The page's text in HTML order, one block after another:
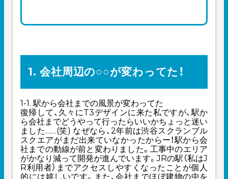
1. 会社周辺の○○が変わってた！
1-1. 駅から会社までの風景が変わってた
復帰して、久々にT3デザインに来た私ですが、駅か
ら会社までどうやって行ったらいいかちょっと迷い
ました……(笑) なぜなら、2年前は渋谷スクランブル
スクエアがまだ出来ていなかったからー！駅から会
社までの動線が前と変わりました。工事中のエリア
がかなり減って開発が進んでいます。JRの駅（私はJ
R利用者）までアクセスしやすくなったことが個人
的には嬉しいです。また、会社までほぼ建物の中を